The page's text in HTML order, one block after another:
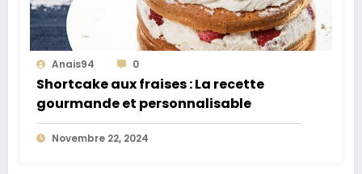
Anais94 0
Shortcake aux fraises : La recette
gourmande et personnalisable
Novembre 22, 2024